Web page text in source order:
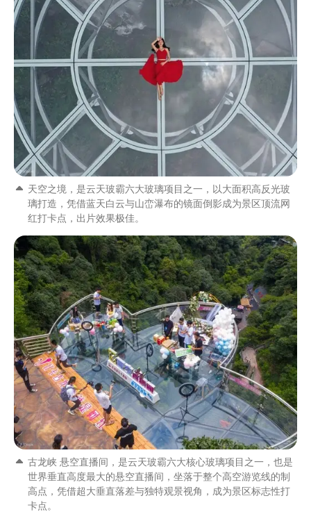
天空之境，是云天玻霸六大玻璃项目之一，以大面积高反光玻
璃打造，凭借蓝天白云与山峦瀑布的镜面倒影成为景区顶流网
红打卡点，出片效果极佳。
古龙峡 悬空直播间，是云天玻霸六大核心玻璃项目之一，也是
世界垂直高度最大的悬空直播间，坐落于整个高空游览线的制
高点，凭借超大垂直落差与独特观景视角，成为景区标志性打
卡点。